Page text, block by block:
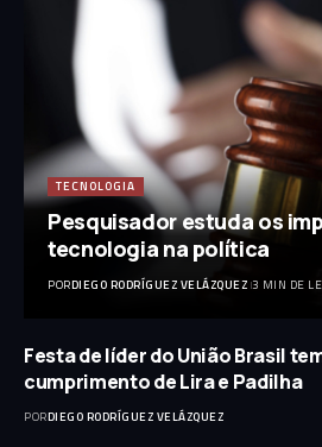
TECNOLOGIA
Pesquisador estuda os
tecnologia na política
PORDIEGO RODRÍGUEZ VELÁZQUEZ 3 MIN DE
Festa de líder do União Brasil
cumprimento de Lira e Padilha
PORDIEGO RODRÍGUEZ VELÁZQUEZ